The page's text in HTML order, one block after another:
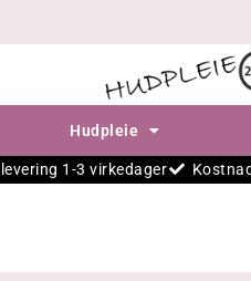
Hudpleie
1-3 virkedager